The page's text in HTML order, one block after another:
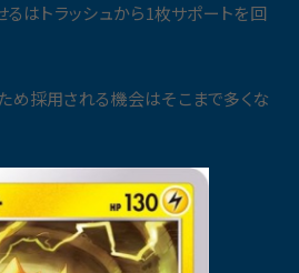
るはトラッシュから1枚サポートを回
め採用される機会はそこまで多くな